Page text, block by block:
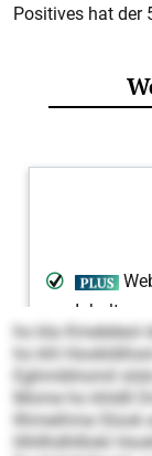
Positives hat der
ho kla Kmeleleol
ho khl
Eghmibhomil
Mome ho khldll
llhmeihme Slook
lilhllhdhlllokl